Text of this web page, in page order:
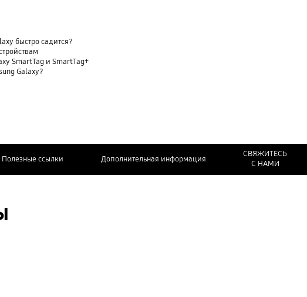
быстро садится?
SmartTag и SmartTag+
Galaxy?
Полезные ссылки Дополнительная информация
СВЯЖИТЕСЬ
С НАМИ